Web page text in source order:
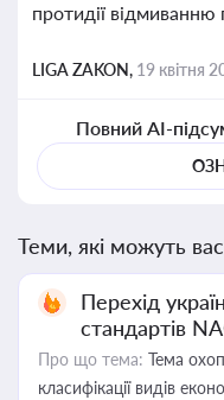
протидії відмиванню
LIGA ZAKON, 19 квітня
Повний AI-
Теми, які можуть
Перехід
стандартів
Про що тема: Тема
класифікації видів